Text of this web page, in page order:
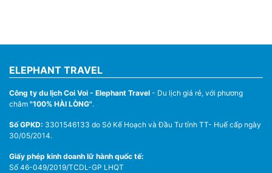
ELEPHANT TRAVEL
Công ty du lịch Coi Voi - Elephant Travel - Du lịch giá rẻ, với phương
châm "100% HÀI LÒNG".
Số GPKD: 3301546133 do Sở Kế Hoạch và Đầu Tư tỉnh TT- Huế cấp ngày
30/05/2014.
Giấy phép kinh doanh lữ hành quốc tế:
Số 46-049/2019/TCDL-GP LHQT